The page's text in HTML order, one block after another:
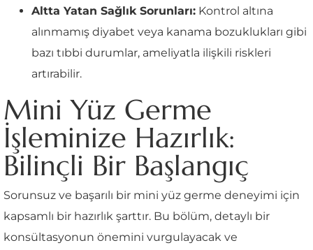
Altta Yatan Sağlık Sorunları: Kontrol altına
alınmamış diyabet veya kanama bozuklukları gibi
bazı tıbbi durumlar, ameliyatla ilişkili riskleri
artırabilir.
Mini Yüz Germe
İşleminize Hazırlık:
Bilinçli Bir Başlangıç
Sorunsuz ve başarılı bir mini yüz germe deneyimi için
kapsamlı bir hazırlık şarttır. Bu bölüm, detaylı bir
konsültasyonun önemini vurgulayacak ve